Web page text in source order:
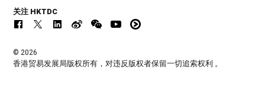
关注 HKTDC
© 2026
香港贸易发展局版权所有，对违反版权者保留一切追索权利 。